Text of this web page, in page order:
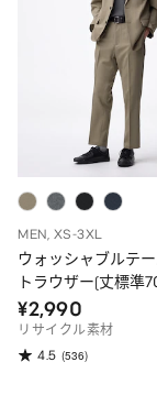
MEN, XS-3XL
ウォッシャブルテ
トラウザー(丈標準
74.0cm)
¥2,990
リサイクル素材
4.5 (536)